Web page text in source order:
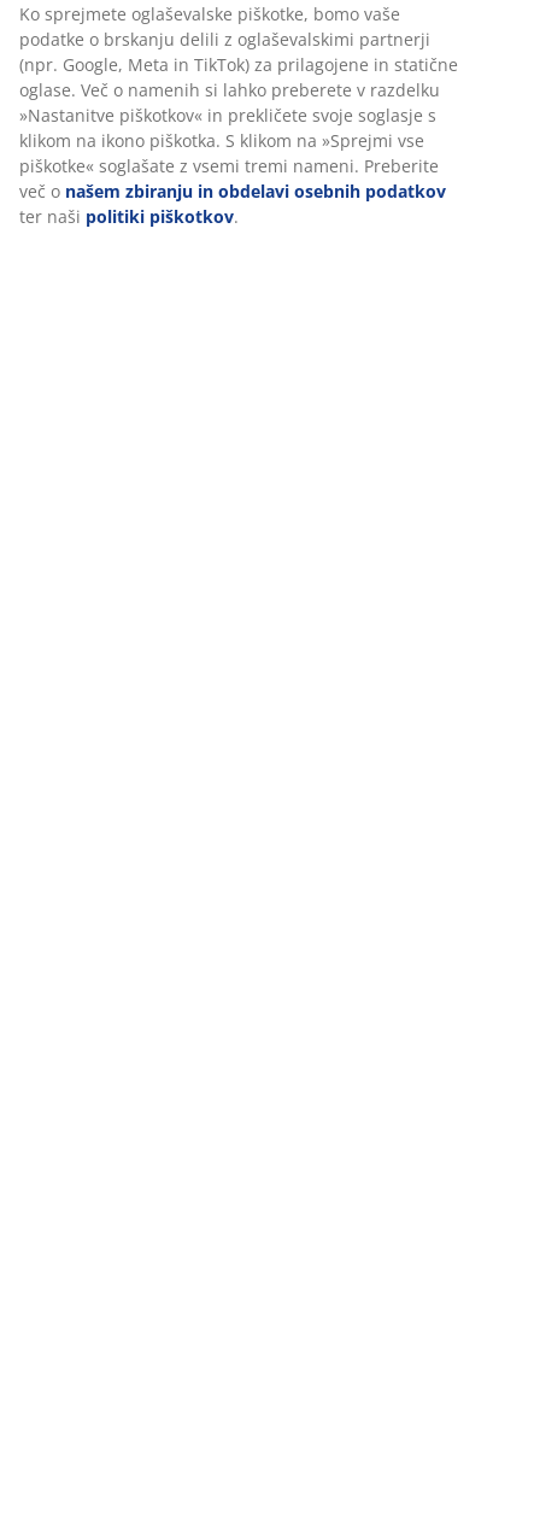
Ko sprejmete oglaševalske piškotke, bomo vaše
podatke o brskanju delili z oglaševalskimi partnerji
(npr. Google, Meta in TikTok) za prilagojene in statične
oglase. Več o namenih si lahko preberete v razdelku
»Nastanitve piškotkov« in prekličete svoje soglasje s
klikom na ikono piškotka. S klikom na »Sprejmi vse
piškotke« soglašate z vsemi tremi nameni. Preberite
več o našem zbiranju in obdelavi osebnih podatkov
ter naši politiki piškotkov.